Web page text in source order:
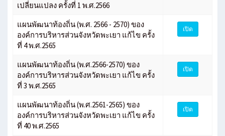
เปลี่ยนแปลง ครั้งที่ 1 พ.ศ.2566
แผนพัฒนาท้องถิ่น (พ.ศ. 2566 - 2570) ของ
องค์การบริหารส่วนจังหวัดพะเยา แก้ไข ครั้ง
ที่ 4 พ.ศ.2565
เปิด
แผนพัฒนาท้องถิ่น (พ.ศ.2566-2570) ของ
องค์การบริหารส่วนจังหวัดพะเยา แก้ไข ครั้ง
ที่ 3 พ.ศ.2565
เปิด
แผนพัฒนาท้องถิ่น (พ.ศ.2561-2565) ของ
องค์การบริหารส่วนจังหวัดพะเยา แก้ไข ครั้ง
ที่ 40 พ.ศ.2565
เปิด